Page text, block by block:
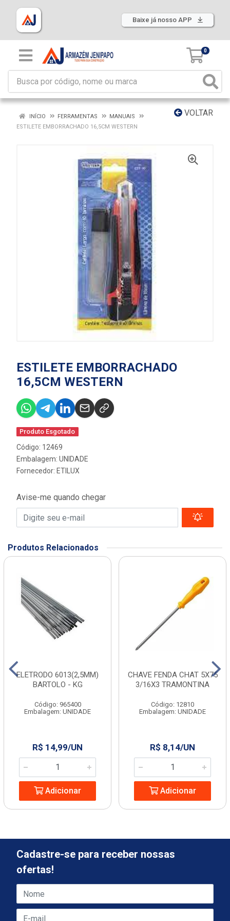
Baixe já nosso APP
0
VOLTAR
INÍCIO FERRAMENTAS
MANUAIS
ESTILETE EMBORRACHADO 16,5CM WESTERN
ESTILETE EMBORRACHADO
16,5CM WESTERN
Produto Esgotado
Código: 12469
Embalagem: UNIDADE
Fornecedor: ETILUX
Avise-me quando chegar
Produtos Relacionados
ELETRODO 6013(2,5MM)
BARTOLO - KG
Código: 965400
Embalagem: UNIDADE
R$ 14,99/UN
Adicionar
CHAVE FENDA CHAT 5X75
3/16X3 TRAMONTINA
Código: 12810
Embalagem: UNIDADE
R$ 8,14/UN
Adicionar
Cadastre-se para receber nossas
ofertas!